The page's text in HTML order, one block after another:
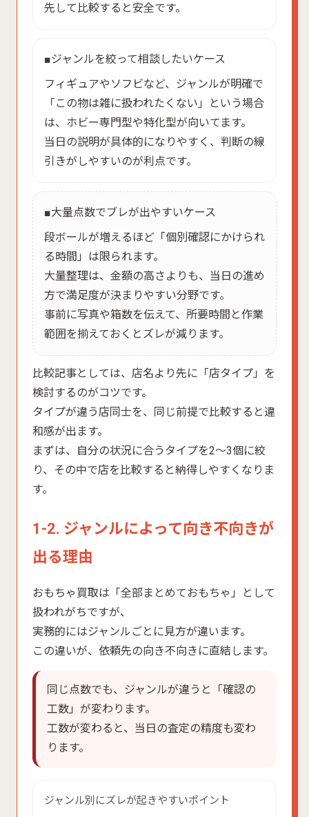
先して比較すると安全です。
■ジャンルを絞って相談したいケース
フィギュアやソフビなど、ジャンルが明確で
「この物は雑に扱われたくない」という場合
は、ホビー専門型や特化型が向いてます。
当日の説明が具体的になりやすく、判断の線
引きがしやすいのが利点です。
■大量点数でブレが出やすいケース
段ボールが増えるほど「個別確認にかけられ
る時間」は限られます。
大量整理は、金額の高さよりも、当日の進め
方で満足度が決まりやすい分野です。
事前に写真や箱数を伝えて、所要時間と作業
範囲を揃えておくとズレが減ります。
比較記事としては、店名より先に「店タイプ」を
検討するのがコツです。
タイプが違う店同士を、同じ前提で比較すると違
和感が出ます。
まずは、自分の状況に合うタイプを2〜3個に絞
り、その中で店を比較すると納得しやすくなりま
す。
1-2. ジャンルによって向き不向きが
出る理由
おもちゃ買取は「全部まとめておもちゃ」として
扱われがちですが、
実務的にはジャンルごとに見方が違います。
この違いが、依頼先の向き不向きに直結します。
同じ点数でも、ジャンルが違うと「確認の
工数」が変わります。
工数が変わると、当日の査定の精度も変わ
ります。
ジャンル別にズレが起きやすいポイント